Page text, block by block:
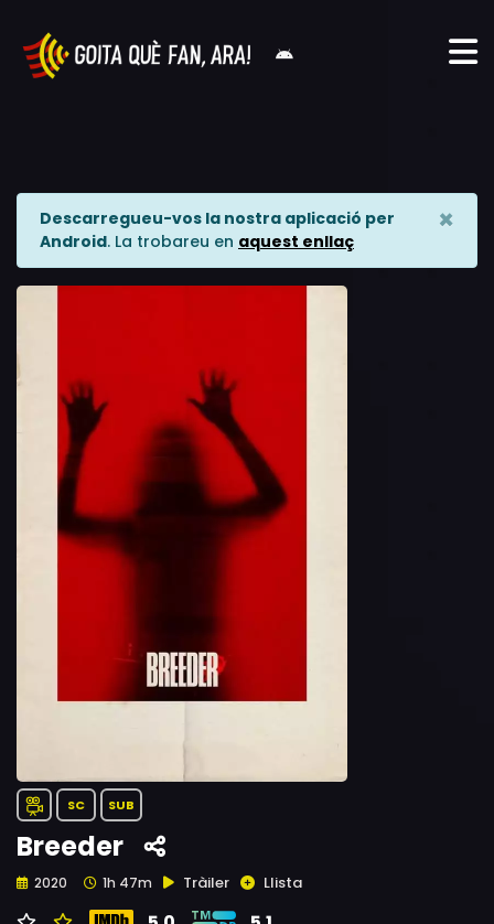
Descarregueu-vos la nostra aplicació per
Android. La trobareu en aquest enllaç
×
SC SUB
Breeder
2020 1h 47m Tràiler Llista